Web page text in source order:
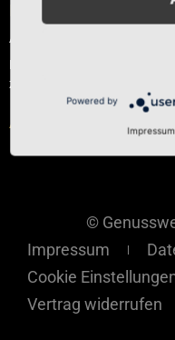
Ab
Enthält 19% Vollbesteuert
zzgl.
Ausführung wählen
©
Impressum
Cookie
Vertrag widerrufen
Powered by
Impressum